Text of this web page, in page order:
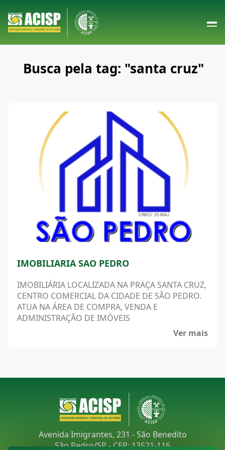
Busca pela tag: "santa cruz"
IMOBILIARIA SAO PEDRO
IMOBILIÁRIA LOCALIZADA NA PRAÇA SANTA CRUZ,
CENTRO COMERCIAL DA CIDADE DE SÃO PEDRO.
ATUA NA ÁREA DE COMPRA, VENDA E
ADMINISTRAÇÃO DE IMÓVEIS
Ver mais
Avenida Imigrantes, 231 - São Benedito
São Pedro/SP - CEP: 13521-116